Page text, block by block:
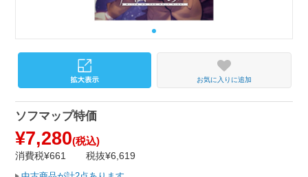
お気に入りに追加
ソフマップ特価
¥7,280(税込)
消費税¥661 税抜¥6,619